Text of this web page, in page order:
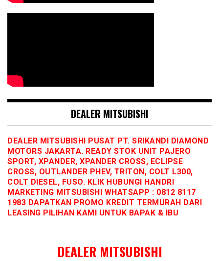
DEALER MITSUBISHI
DEALER MITSUBISHI PUSAT PT. SRIKANDI DIAMOND
MOTORS JAKARTA. READY STOK UNIT PAJERO
SPORT, XPANDER, XPANDER CROSS, ECLIPSE
CROSS, OUTLANDER PHEV, TRITON, COLT L300,
COLT DIESEL, FUSO. KLIK HUBUNGI HANDRI
MARKETING MITSUBISHI WHATSAPP : 0812 8117
1983 DAPATKAN PROMO KREDIT TERMURAH DARI
LEASING PILIHAN KAMI UNTUK BAPAK & IBU
DEALER MITSUBISHI